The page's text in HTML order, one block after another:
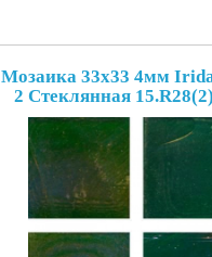
Мозаика 33x33 4мм
2 Стеклянная